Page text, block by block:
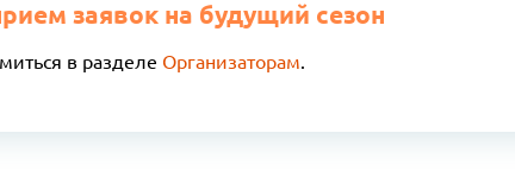
заявок на будущий сезон
в разделе Организаторам.